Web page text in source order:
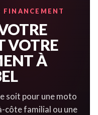
VOTRE
À
soit pour une moto
côte familial ou une